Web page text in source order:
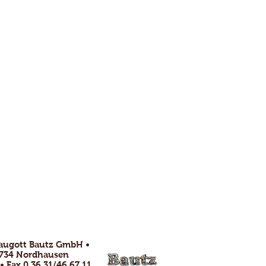
Bautz GmbH •
Nordhausen